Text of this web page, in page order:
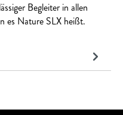
Begleiter in allen
es Nature SLX heißt.